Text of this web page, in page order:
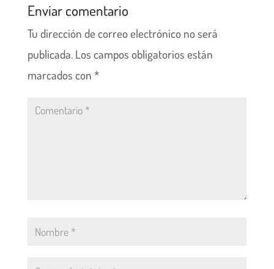
Enviar comentario
Tu dirección de correo electrónico no será
publicada. Los campos obligatorios están
marcados con *